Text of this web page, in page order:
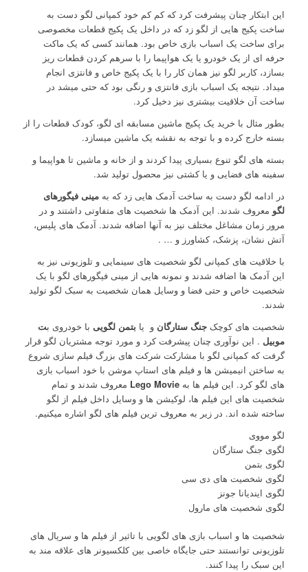
این ابتکار چنان پیشرفت کرد که کم کم خود کمپانی لگو دست به
ساخت پکیج هایی از لگو زد که در داخل یک پکیج قطعات مخصوصی
برای ساخت یک اسباب بازی خاص بود. همانند کسی که یک ماکت
حرفه ای از یک خودرو یا یک هواپیما را با سرهم کردن قطعات ریز
بسازد، کاربر لگو نیز همان کار را با یک پکیج خاص و فانتزی انجام
میداد. نتیجه یک اسباب بازی فانتزی و رنگی بود که حتی میشد در
ساخت آن خلاقیت بیشتری نیز دخیل کرد.
بطور مثال با خرید یک پکیج ماشین مسابقه ای لگو، کودک قطعات را از
بسته خارج کرده و با توجه به نقشه یک ماشین میسازد.
بسته های لگو تنوع بسیاری پیدا کردند و از خانه و ماشین تا هواپیما و
سفینه های فضایی و یا کشتی نیز محصول تولید شد.
در ادامه لگو دست به ساخت آدمک هایی زد که به مینی فیگورهای
لگو معروف شدند. این آدمک ها شخصیت های متفاوتی داشتند و در
مرور زمان مشاغل مختلف نیز به آنها اضافه شدند. آدمک های پلیس،
آتش نشان، پزشک، کشاورز و … .
با خلاقیت های کمپانی لگو شخصیت های سینمایی و تلوزیونی نیز به
این آدمک ها اضافه شدند و نمونه هایی از مینی فیگورهای لگو با یک
شخصیت خاص و حتی فضا و وسایل همان شخصیت به سبک لگو تولید
شدند.
شخصیت های کوچک جنگ ستارگان و یا بتمن لگویی با خودروی بت
موبیل . این نوآوری چنان پیشرفت کرد و مورد توجه مشتریان لگو قرار
گرفت که کمپانی لگو با مشارکت شرکت های بزرگ فیلم سازی شروع
به ساختن انیمیشن ها و فیلم های استاپ موشن با خود اسباب بازی
های لگو کرد. این فیلم ها به Lego Movie معروف شدند و تمام
شخصیت های این فیلم ها، لوکیشن ها و وسایل داخل فیلم از لگو
ساخته شده اند. در زیر به معروف ترین فیلم های لگو اشاره میکنیم.
لگو مووی
لگوی جنگ ستارگان
لگوی بتمن
لگوی شخصیت های دی سی
لگوی ایندیانا جونز
لگوی شخصیت های مارول
شخصیت ها و اسباب بازی های لگویی با تاثیر از فیلم ها و سریال های
تلوزیونی توانستند حتی جایگاه خاصی بین کلکسیونر های علاقه مند به
این سبک را پیدا کنند.